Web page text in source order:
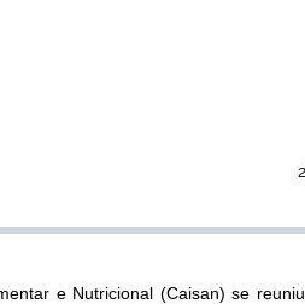
e Nutricional (Caisan) se